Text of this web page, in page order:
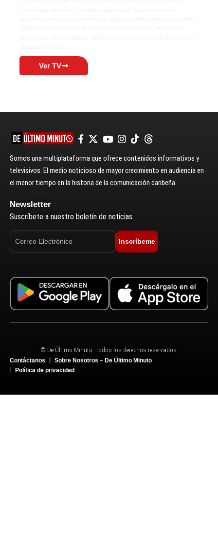
Ver TV
Somos una multiplataforma que ofrece contenidos informativos y
televisivos. El medio noticioso de mayor crecimiento en audiencia en
el menor tiempo en la historia de la comunicación caribeña.
Newsletter
Suscríbete a nuestro boletín de noticias.
Inscríbeme
© De Último Minuto. Todos los derechos reservados.
Contáctanos
Sobre Nosotros – De Último Minuto
Política de privacidad